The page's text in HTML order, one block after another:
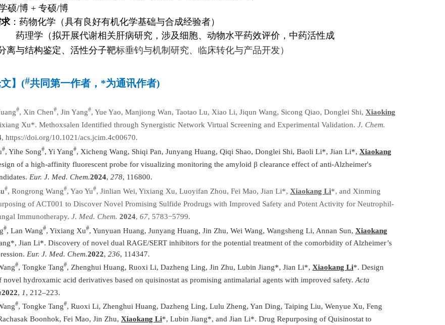
+ 专硕/博
：药物化学 （具有良好有机化学基础与合成经验者）
学 （拟开展代谢相关肝病研究，涉及细胞、动物水平药效评价，中药活性成
构鉴定、活性分子靶标垂钓与机制研究、临床转化与产品开发）
】 (#共同第一作者， *为通讯作者)
#, Xin Chen#, Jin Yang#, Yue Yao, Manjiong Wan, Taotao Lu, Xiao Li, Jiqun Wang, Sicong Qiao, Donglei Shi, Xiaoking
Xu*. Methoxsalen Identified through Synergistic Network Virtual Screening and Experimental Validation. J. Chem.
, https://doi.org/10.1021/acs.jcim.4c00670.
#, Yihe Song#, Yi Yang#, Xicheng Wang, Shiqi Pan, Junyang Huang, Qiqi Shao, Donglei Shi, Baoli Li*, Jian Li*, Xiaokang
of a high-affinity fluorescent probe for visualizing monitoring the amyloid β clearance effect of anti-Alzheimer's
Eur. J. Med. Chem.2024, 278, 116800.
#, Rongrong Wang#, Yao Yu#, Jinlian Wei, Yixiang Xu, Luoyifan Zhou, Fei Mao, Jian Li*, Xiaokang Li*, and Xinming
of ACT001 to Discover Novel Promising Sulfide Prodrugs with Improved Safety and Potent Activity for Neutrophil-
Immunotherapy. J. Med. Chem. 2024, 67, 5783−5799.
#, Lan Wang#, Yixiang Xu#, Yunyuan Huang, Junyang Huang, Jin Zhu, Wei Wang, Wangsheng Li, Annan Sun, Xiaokang
Jian Li*. Discovery of novel dual RAGE/SERT inhibitors for the potential treatment of the comorbidity of Alzheimer’s
Eur. J. Med. Chem.2022, 236, 114347.
#, Tongke Tang#, Zhenghui Huang, Ruoxi Li, Dazheng Ling, Jin Zhu, Lubin Jiang*, Jian Li*, Xiaokang Li*. Design
novel hydroxamic acid derivatives based on quisinostat as promising antimalarial agents with improved safety. Acta
2022, 1, 212–223.
#, Tongke Tang#, Ruoxi Li, Zhenghui Huang, Dazheng Ling, Lulu Zheng, Yan Ding, Taiping Liu, Wenyue Xu, Feng
Boonhok, Fei Mao, Jin Zhu, Xiaokang Li*, Lubin Jiang*, and Jian Li*. Drug Repurposing of Quisinostat to